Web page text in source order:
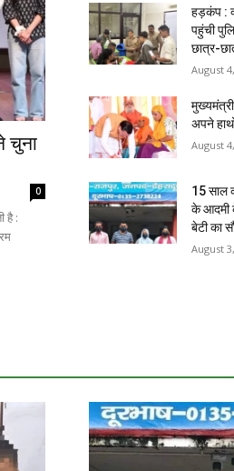
चुना
0
है :
हड़कंप :
पहुंची
छात्र-
August
अपने
August
15 साल
के आदमी
बेटी का
August